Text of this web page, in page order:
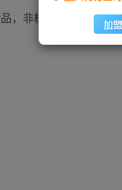
，非标，小类目，大
加